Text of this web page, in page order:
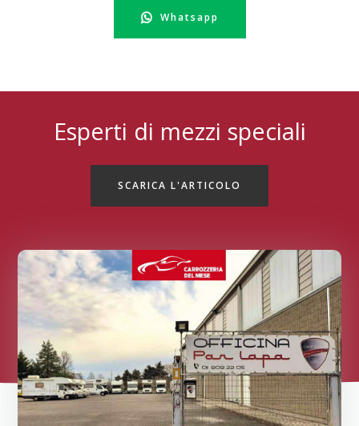
Whatsapp
Esperti di mezzi speciali
SCARICA L'ARTICOLO